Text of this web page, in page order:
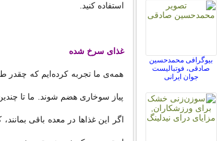
استفاده کنید.
غذای سرخ شده
همه‌ی ما تجربه کرده‌ایم که چقدر
پیاز سوخاری هضم شوند. ما تا
اگر این غذاها در معده باقی
بیوگرافی محمدحسین
صادقی، فوتبالیست
جوان ایرانی